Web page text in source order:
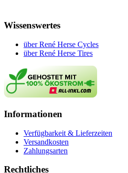
Wissenswertes
über René Herse Cycles
über René Herse Tires
Informationen
Verfügbarkeit & Lieferzeiten
Versandkosten
Zahlungsarten
Rechtliches